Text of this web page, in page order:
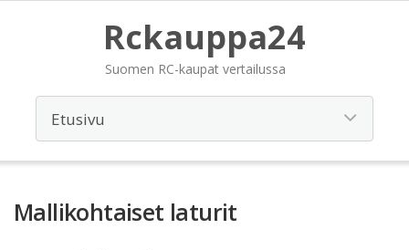
Rckauppa24
Suomen RC-kaupat vertailussa
Mallikohtaiset laturit